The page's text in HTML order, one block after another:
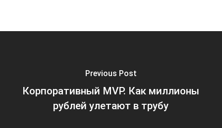
Previous Post
Корпоративный MVP. Как миллионы
рублей улетают в трубу